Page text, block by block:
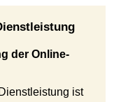
der Online-
ist